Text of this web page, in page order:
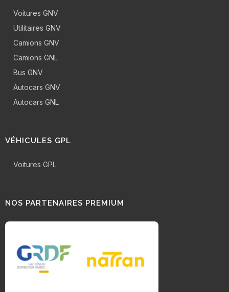
Voitures GNV
Utilitaires GNV
Camions GNV
Camions GNL
Bus GNV
Autocars GNV
Autocars GNL
VÉHICULES GPL
Voitures GPL
NOS PARTENAIRES PREMIUM